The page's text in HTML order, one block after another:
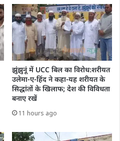
झुंझुनूं में UCC बिल का विरोध:शरीयत
उलेमा-ए-हिंद ने कहा-यह शरीयत के
सिद्धांतों के खिलाफ; देश की विविधता
बनाए रखें
11 hours ago